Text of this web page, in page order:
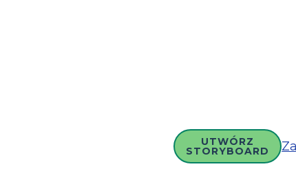
UTWÓRZ
STORYBOARD